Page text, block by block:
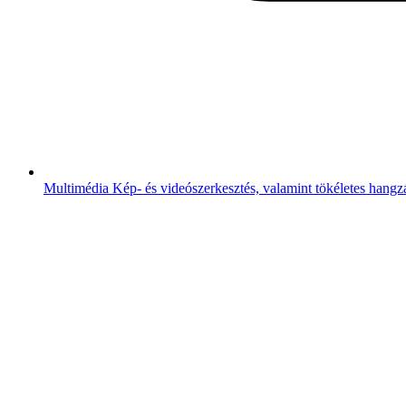
Multimédia Kép- és videószerkesztés, valamint tökéletes